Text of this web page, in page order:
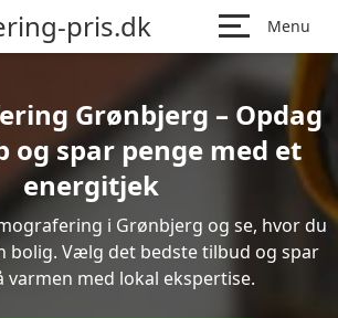
pris.dk Menu
Grønbjerg – Opdag
og spar penge med et
energitjek
i Grønbjerg og se, hvor du
bolig. Vælg det bedste tilbud og spar
varmen med lokal ekspertise.